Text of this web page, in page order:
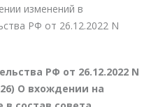
изменений в
РФ от 26.12.2022 N
РФ от 26.12.2022 N
О вхождении на